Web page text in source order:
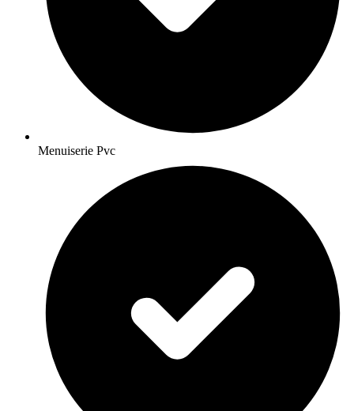
Menuiserie Pvc